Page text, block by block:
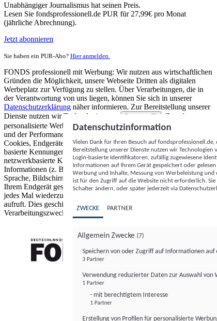
Unabhängiger Journalismus hat seinen Preis.
Lesen Sie fondsprofessionell.de PUR für 27,99€ pro Monat
(jährliche Abrechnung).
Jetzt abonnieren
Sie haben ein PUR-Abo? Hier anmelden.
FONDS professionell mit Werbung: Wir nutzen aus wirtschaftlichen
Gründen die Möglichkeit, unsere Webseite Dritten als digitalen
Werbeplatz zur Verfügung zu stellen. Über Verarbeitungen, die in
der Verantwortung von uns liegen, können Sie sich in unserer
Datenschutzerklärung näher informieren. Zur Bereitstellung unserer
Dienste nutzen wir Technologien von
Partnern (5)
. Zwecke:
personalisierte Werbung und Inhalte, Messung von Werbeleistung
und der Performance von Inhalten sowie Zielgruppenforschung.
Cookies, Endgeräte- oder ähnliche Online-Kennungen (z. B. login-
basierte Kennungen, zufällig generierte Kennungen,
netzwerkbasierte Kennungen) können zusammen mit anderen
Informationen (z. B. Browsertyp und Browserinformationen,
Sprache, Bildschirmgröße, unterstützte Technologien usw.) auf
Ihrem Endgerät gespeichert oder von dort ausgelesen werden, um es
jedes Mal wiederzuerkennen, wenn es eine App oder einer Webseite
aufruft. Dies geschieht für einen oder mehrere der hier aufgeführten
Verarbeitungszwecke.
Datenschutzinformation
Vielen Dank für Ihren Besuch auf
Bereitstellung unserer Dienste nutzen wir Technologien
Login-basierte Identifikatoren, zufällig zugewiesene
Informationen auf Ihrem Gerät gespeichert oder
Werbung und Inhalte, Messung von Werbeleistung
ist für den Zugriff auf die Website nicht erforderlich.
Schalter ändern, oder später jederzeit via
ZWECKE PARTNER
Allgemein Zwecke (7)
Speichern von oder Zugriff auf Informationen auf
3 Partner
Verwendung reduzierter Daten zur Auswahl von
1 Partner
- mit berechtigtem Interesse
1 Partner
Erstellung von Profilen für personalisierte
FONDS professionell